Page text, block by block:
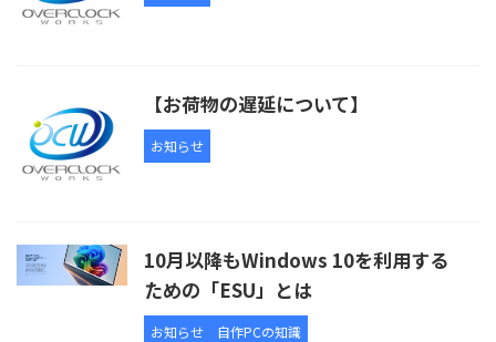
【お荷物の遅延について】
お知らせ
10月以降もWindows 10を利用する
ための「ESU」とは
お知らせ 自作PCの知識